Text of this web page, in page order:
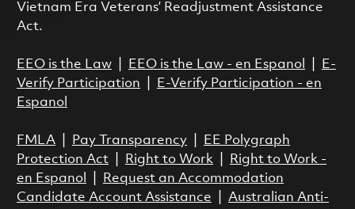
Vietnam Era Veterans’ Readjustment Assistance
Act.
EEO is the Law| EEO is the Law - en Espanol
E-
Verify Participation
E-Verify Participation - en
Espanol
FMLA| Pay Transparency|
EE Polygraph
Protection Act| Right to Work|
Right to Work -
en Espanol
Request an Accommodation
Candidate Account Assistance
Australian Anti-